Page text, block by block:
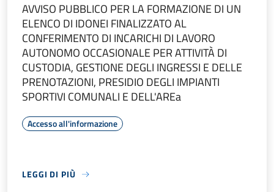
AVVISO PUBBLICO PER LA FORMAZIONE DI UN
ELENCO DI IDONEI FINALIZZATO AL
CONFERIMENTO DI INCARICHI DI LAVORO
AUTONOMO OCCASIONALE PER ATTIVITÀ DI
CUSTODIA, GESTIONE DEGLI INGRESSI E DELLE
PRENOTAZIONI, PRESIDIO DEGLI IMPIANTI
SPORTIVI COMUNALI E DELL'AREa
Accesso all'informazione
LEGGI DI PIÙ